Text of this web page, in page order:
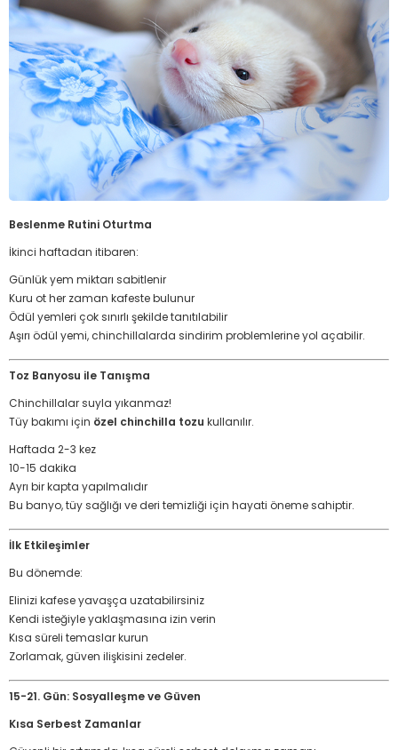
Beslenme Rutini Oturtma
İkinci haftadan itibaren:
Günlük yem miktarı sabitlenir
Kuru ot her zaman kafeste bulunur
Ödül yemleri çok sınırlı şekilde tanıtılabilir
Aşırı ödül yemi, chinchillalarda sindirim problemlerine yol açabilir.
Toz Banyosu ile Tanışma
Chinchillalar suyla yıkanmaz!
Tüy bakımı için özel chinchilla tozu kullanılır.
Haftada 2-3 kez
10-15 dakika
Ayrı bir kapta yapılmalıdır
Bu banyo, tüy sağlığı ve deri temizliği için hayati öneme sahiptir.
İlk Etkileşimler
Bu dönemde:
Elinizi kafese yavaşça uzatabilirsiniz
Kendi isteğiyle yaklaşmasına izin verin
Kısa süreli temaslar kurun
Zorlamak, güven ilişkisini zedeler.
15-21. Gün: Sosyalleşme ve Güven
Kısa Serbest Zamanlar